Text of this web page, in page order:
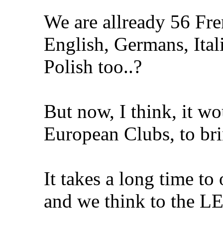
We are allready 56
English, Germans,
Polish too..?
But now, I think, it
European Clubs, to
It takes a long time to
and we think to the